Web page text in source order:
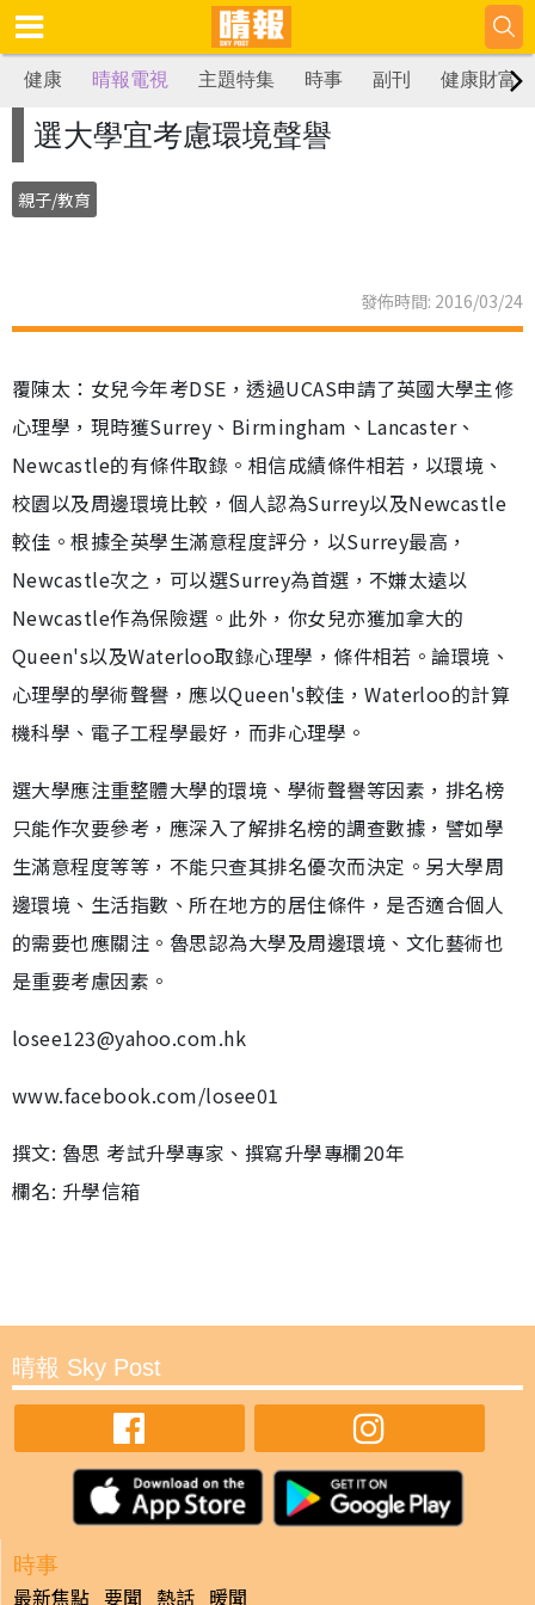
健康 晴報電視 主題特集 時事 副刊 健康財富
選大學宜考慮環境聲譽
親子/教育
發佈時間: 2016/03/24
覆陳太：女兒今年考DSE，透過UCAS申請了英國大學主修
心理學，現時獲Surrey、Birmingham、Lancaster、
Newcastle的有條件取錄。相信成績條件相若，以環境、
校園以及周邊環境比較，個人認為Surrey以及Newcastle
較佳。根據全英學生滿意程度評分，以Surrey最高，
Newcastle次之，可以選Surrey為首選，不嫌太遠以
Newcastle作為保險選。此外，你女兒亦獲加拿大的
Queen's以及Waterloo取錄心理學，條件相若。論環境、
心理學的學術聲譽，應以Queen's較佳，Waterloo的計算
機科學、電子工程學最好，而非心理學。
選大學應注重整體大學的環境、學術聲譽等因素，排名榜
只能作次要參考，應深入了解排名榜的調查數據，譬如學
生滿意程度等等，不能只查其排名優次而決定。另大學周
邊環境、生活指數、所在地方的居住條件，是否適合個人
的需要也應關注。魯思認為大學及周邊環境、文化藝術也
是重要考慮因素。
losee123@yahoo.com.hk
www.facebook.com/losee01
撰文: 魯思 考試升學專家、撰寫升學專欄20年
欄名: 升學信箱
晴報 Sky Post
時事
最新焦點 要聞 熱話 暖聞